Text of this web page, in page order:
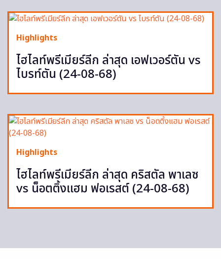
Highlights
ไฮไลท์พรีเมียร์ลีก ล่าสุด เอฟเวอร์ตัน vs
ไบรท์ตัน (24-08-68)
Highlights
ไฮไลท์พรีเมียร์ลีก ล่าสุด คริสตัล พาเลซ
vs น็อตติ้งแฮม ฟอเรสต์ (24-08-68)